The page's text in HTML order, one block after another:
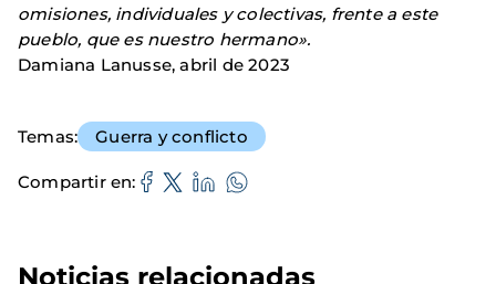
omisiones, individuales y colectivas, frente a este
pueblo, que es nuestro hermano».
Damiana Lanusse, abril de 2023
Temas Guerra y conflicto
Compartir en
Noticias relacionadas